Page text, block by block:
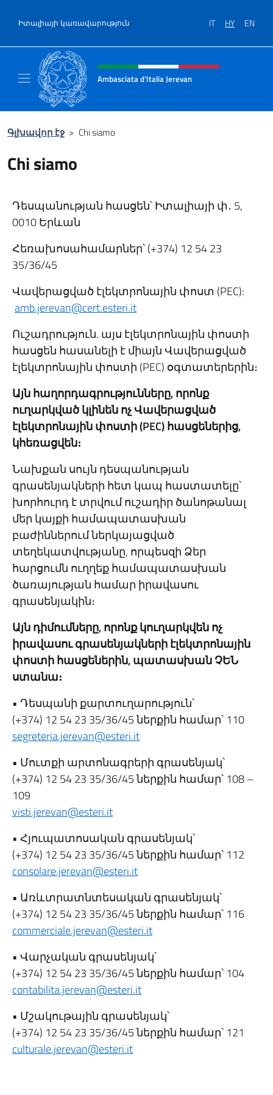
Իտալիայի կառավարություն IT HY EN
Intestazione sito, social e menù
Ambasciata d'Italia Jerevan
Գլխավոր էջ > Chi siamo
Chi siamo
Դեսպանության հասցեն՝ Իտալիայի փ․ 5,
0010 Երևան
Հեռախոսահամարներ՝ (+374) 12 54 23
35/36/45
Վավերացված էլեկտրոնային փոստ (PEC):
amb.jerevan@cert.esteri.it
Ուշադրություն. այս էլեկտրոնային փոստի
հասցեն հասանելի է միայն Վավերացված
էլեկտրոնային փոստի (PEC) օգտատերերին։
Այն հաղորդագրությունները, որոնք
ուղարկված կլինեն ոչ Վավերացված
էլեկտրոնային փոստի (PEC) հասցեներից,
կհեռացվեն։
Նախքան սույն դեսպանության
գրասենյակների հետ կապ հաստատելը՝
խորհուրդ է տրվում ուշադիր ծանոթանալ
մեր կայքի համապատասխան
բաժիններում ներկայացված
տեղեկատվությանը, որպեսզի Ձեր
հարցումն ուղղեք համապատասխան
ծառայության համար իրավասու
գրասենյակին։
Այն դիմումները, որոնք կուղարկվեն ոչ
իրավասու գրասենյակների էլեկտրոնային
փոստի հասցեներին, պատասխան ՉԵՆ
ստանա։
• Դեսպանի քարտուղարություն՝
(+374) 12 54 23 35/36/45 ներքին համար՝ 110
segreteria.jerevan@esteri.it
• Մուտքի արտոնագրերի գրասենյակ՝
(+374) 12 54 23 35/36/45 ներքին համար՝ 108 –
109
visti.jerevan@esteri.it
• Հյուպատոսական գրասենյակ՝
(+374) 12 54 23 35/36/45 ներքին համար՝ 112
consolare.jerevan@esteri.it
• Առևտրատնտեսական գրասենյակ՝
(+374) 12 54 23 35/36/45 ներքին համար՝ 116
commerciale.jerevan@esteri.it
• Վարչական գրասենյակ՝
(+374) 12 54 23 35/36/45 ներքին համար՝ 104
contabilita.jerevan@esteri.it
• Մշակութային գրասենյակ՝
(+374) 12 54 23 35/36/45 ներքին համար՝ 121
culturale.jerevan@esteri.it